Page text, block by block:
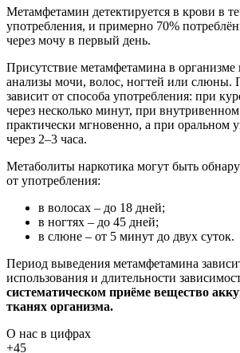
Метамфетамин детектируется в крови в
употребления, и примерно 70%
через мочу в первый день.
Присутствие метамфетамина в организме
анализы мочи, волос, ногтей или слюны.
зависит от способа употребления: при
через несколько минут, при
практически мгновенно, а при оральном
через 2–3 часа.
Метаболиты наркотика могут быть
от употребления:
в волосах – до 18 дней;
в ногтях – до 45 дней;
в слюне – от 5 минут до двух суток.
Период выведения метамфетамина
использования и длительности
систематическом приёме вещество
тканях организма.
О нас в цифрах
+45